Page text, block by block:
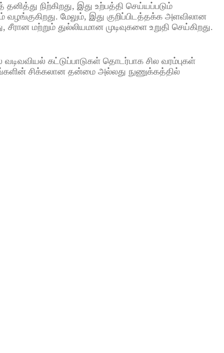
நிற்கிறது, இது உற்பத்தி செய்யப்படும்
மேலும், இது குறிப்பிடத்தக்க அளவிலான
மற்றும் துல்லியமான முடிவுகளை உறுதி செய்கிறது.
வடிவவியல் கட்டுப்பாடுகள் தொடர்பாக சில வரம்புகள்
சிக்கலான தன்மை அல்லது நுணுக்கத்தில்